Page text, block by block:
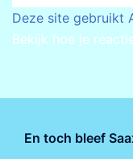
Deze site gebruikt
Bekijk hoe je
En toch bleef